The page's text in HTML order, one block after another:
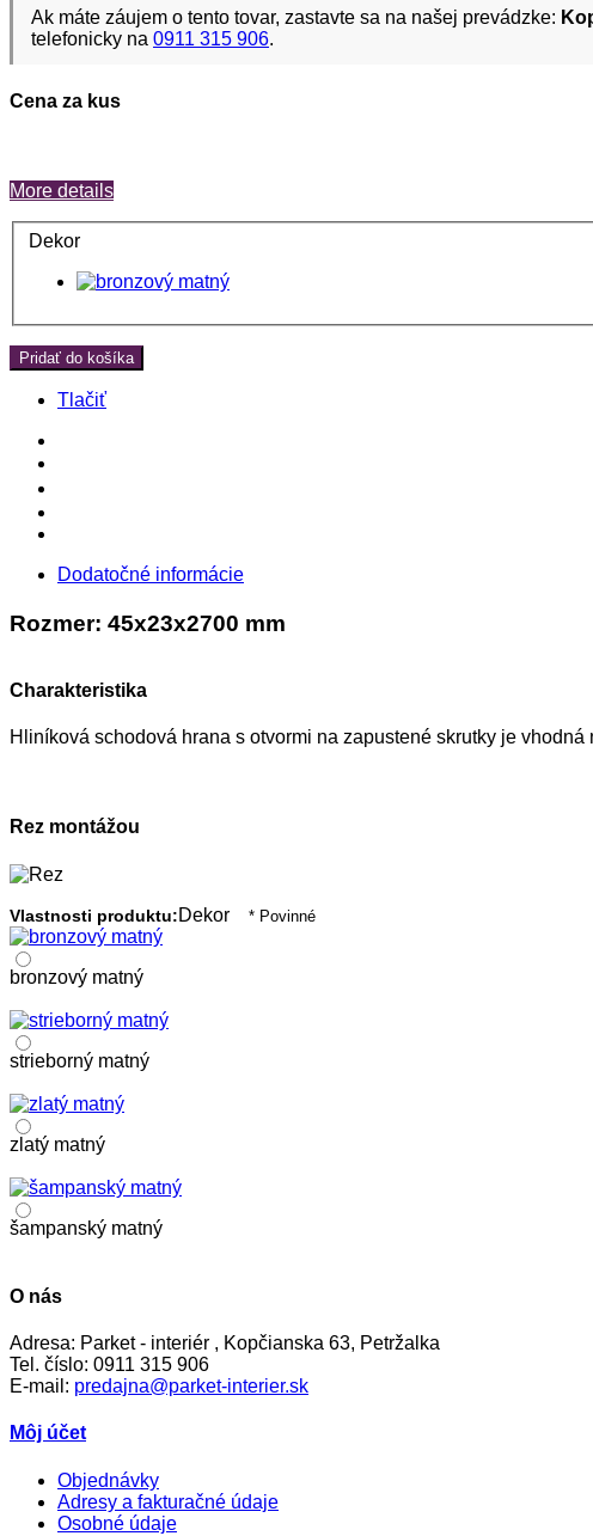
Ak máte záujem o tento tovar, zastavte sa na našej prevádzke:
telefonicky na 0911 315 906.
Cena za kus
More details
Dekor
Pridať do košíka
Tlačiť
Dodatočné informácie
Rozmer: 45x23x2700 mm
Charakteristika
Hliníková schodová hrana s otvormi na zapustené skrutky je
Rez montážou
Vlastnosti produktu:Dekor * Povinné
bronzový matný
strieborný matný
zlatý matný
šampanský matný
O nás
Adresa: Parket - interiér , Kopčianska 63, Petržalka
Tel. číslo: 0911 315 906
E-mail: predajna@parket-interier.sk
Môj účet
Objednávky
Adresy a fakturačné údaje
Osobné údaje